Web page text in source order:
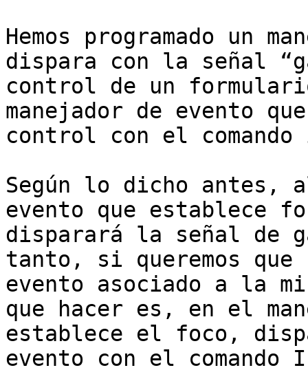
Hemos programado un
dispara con la señal
control de un
manejador de evento
control con el
Según lo dicho antes,
evento que establece
disparará la señal de
tanto, si queremos que
evento asociado a la
que hacer es, en el
establece el foco,
evento con el